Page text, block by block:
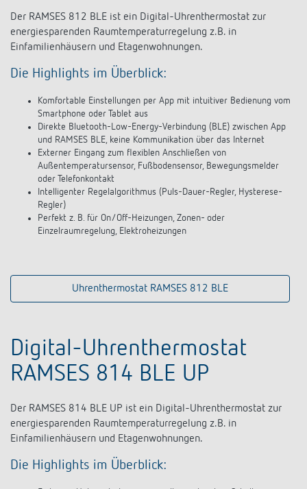
Der RAMSES 812 BLE ist ein Digital-Uhrenthermostat zur
energiesparenden Raumtemperaturregelung z.B. in
Einfamilienhäusern und Etagenwohnungen.
Die Highlights im Überblick:
Komfortable Einstellungen per App mit intuitiver Bedienung vom
Smartphone oder Tablet aus
Direkte Bluetooth-Low-Energy-Verbindung (BLE) zwischen App
und RAMSES BLE, keine Kommunikation über das Internet
Externer Eingang zum flexiblen Anschließen von
Außentemperatursensor, Fußbodensensor, Bewegungsmelder
oder Telefonkontakt
Intelligenter Regelalgorithmus (Puls-Dauer-Regler, Hysterese-
Regler)
Perfekt z. B. für On/Off-Heizungen, Zonen- oder
Einzelraumregelung, Elektroheizungen
Uhrenthermostat RAMSES 812 BLE
Digital-Uhrenthermostat
RAMSES 814 BLE UP
Der RAMSES 814 BLE UP ist ein Digital-Uhrenthermostat zur
energiesparenden Raumtemperaturregelung z.B. in
Einfamilienhäusern und Etagenwohnungen.
Die Highlights im Überblick: